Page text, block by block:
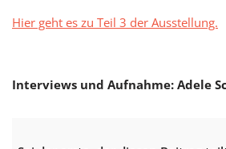
Hier geht es zu Teil 3 der Ausstellung.
Interviews und Aufnahme: Adele